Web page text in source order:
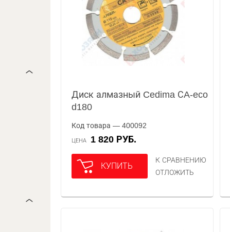
Диск алмазный Cedima СA-eco
d180
Код товара — 400092
ЦЕНА 1 820 РУБ.
КУПИТЬ
К СРАВНЕНИЮ
ОТЛОЖИТЬ